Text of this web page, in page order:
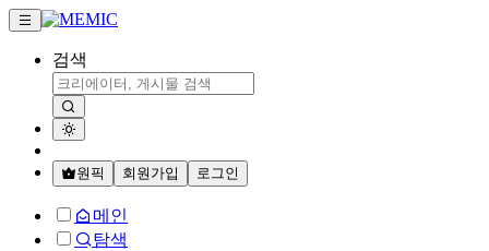
검색
원픽 회원가입 로그인
메인
탐색